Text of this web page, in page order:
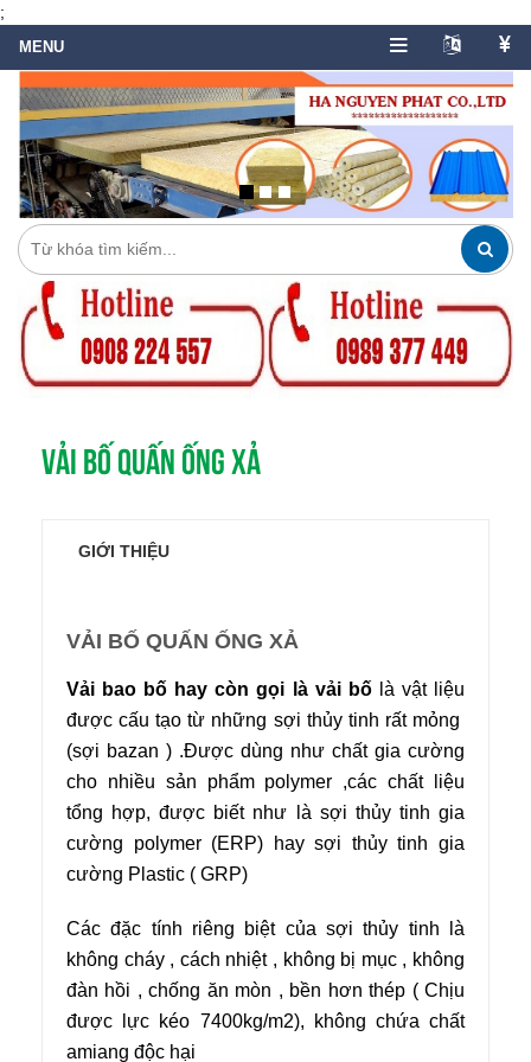
;
VẢI BỐ QUẤN ỐNG XẢ
GIỚI THIỆU
VẢI BỐ QUẤN ỐNG XẢ
Vải bao bố hay còn gọi là vải bốlà vật liệu
được cấu tạo từ những sợi thủy tinh rất mỏng
(sợi bazan ) .Được dùng như chất gia cường
cho nhiều sản phẩm polymer ,các chất liệu
tổng hợp, được biết như là sợi thủy tinh gia
cường polymer (ERP) hay sợi thủy tinh gia
cường Plastic ( GRP)
Các đặc tính riêng biệt của sợi thủy tinh là
không cháy , cách nhiệt , không bị mục , không
đàn hồi , chống ăn mòn , bền hơn thép ( Chịu
được lực kéo 7400kg/m2), không chứa chất
amiang độc hại